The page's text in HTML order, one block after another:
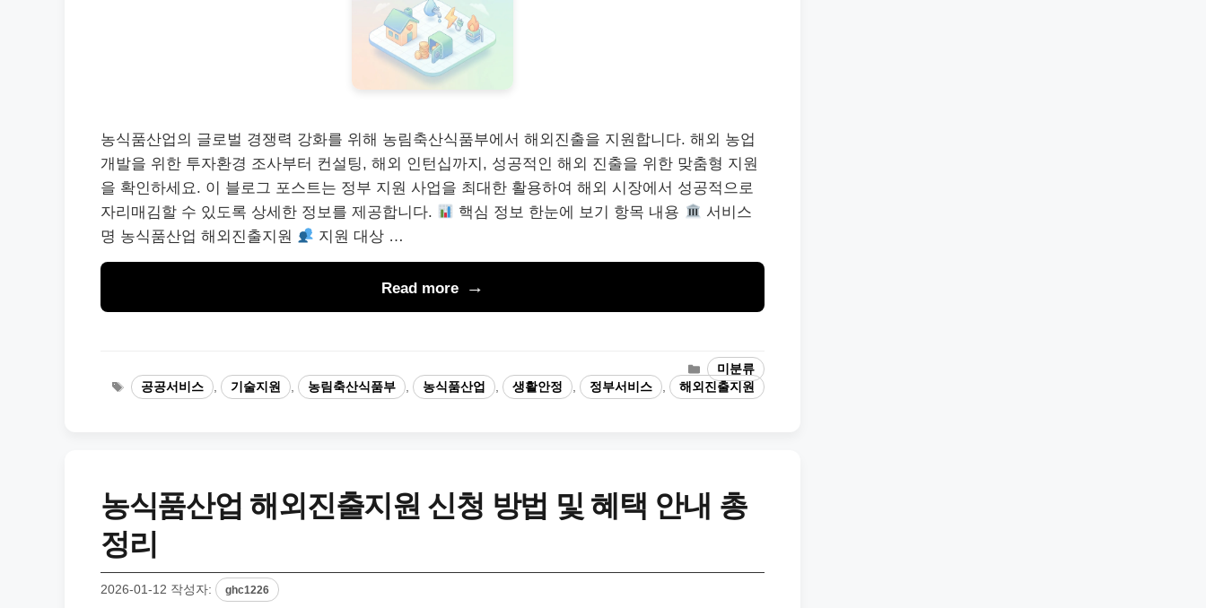
농식품산업의 글로벌 경쟁력 강화를 위해 농림축산식품부에서 해외진출을 지원합니다. 해외 농업
개발을 위한 투자환경 조사부터 컨설팅, 해외 인턴십까지, 성공적인 해외 진출을 위한 맞춤형 지원
을 확인하세요. 이 블로그 포스트는 정부 지원 사업을 최대한 활용하여 해외 시장에서 성공적으로
자리매김할 수 있도록 상세한 정보를 제공합니다.
핵심 정보 한눈에 보기 항목 내용
서비스
명 농식품산업 해외진출지원
지원 대상 …
Read more
카
테
고
미분류
태
그
공공서비스 , 기술지원 , 농림축산식품부 , 농식품산업 , 생활안정 , 정부서비스 , 해외진출지원
농식품산업 해외진출지원 신청 방법 및 혜택 안내 총
정리
2026-01-12 작성자: ghc1226